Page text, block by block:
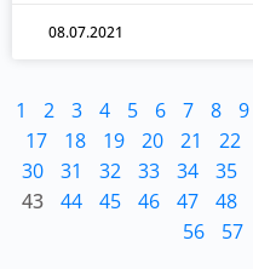
08.07.2021
1 2 3 4 5 6 7 8 9
17
18 19 20 21 22
30
31 32 33 34 35
43
44 45 46 47 48
56
57